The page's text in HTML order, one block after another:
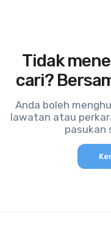
Tidak
cari?
Anda boleh
lawatan atau
pasukan